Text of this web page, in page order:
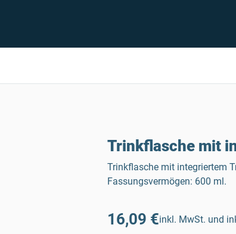
Trinkflasche mit
Trinkflasche mit integriertem
Fassungsvermögen: 600 ml.
16,09 €inkl. MwSt. und